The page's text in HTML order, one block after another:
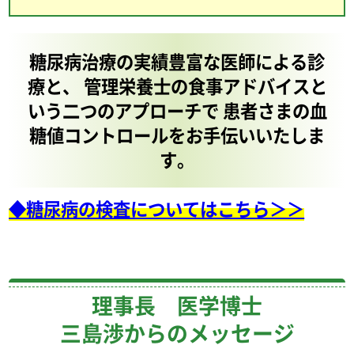
糖尿病治療の実績豊富な医師による診
療と、
管理栄養士の食事アドバイスと
いう二つのアプローチで 患者さまの血
糖値コントロールをお手伝いいたしま
す。
◆糖尿病の検査についてはこちら＞＞
理事長 医学博士
三島渉からのメッセージ